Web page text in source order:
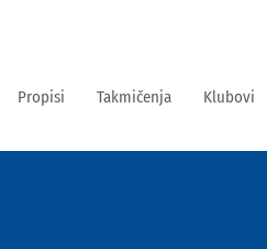
Propisi Takmičenja Klubovi